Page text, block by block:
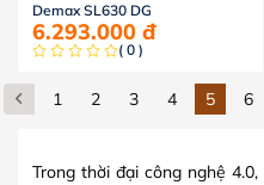
Demax SL630 DG
6.293.000 đ
( 0 )
1 2 3 4 5 6
Trong thời đại công nghệ